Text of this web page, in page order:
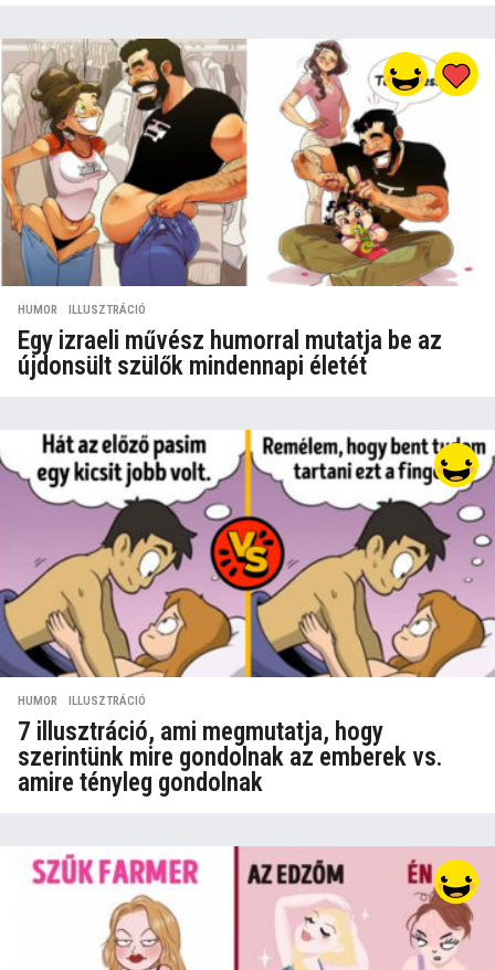
HUMOR ,ILLUSZTRÁCIÓ
Egy izraeli művész humorral mutatja be az
újdonsült szülők mindennapi életét
HUMOR ,ILLUSZTRÁCIÓ
7 illusztráció, ami megmutatja, hogy
szerintünk mire gondolnak az emberek vs.
amire tényleg gondolnak